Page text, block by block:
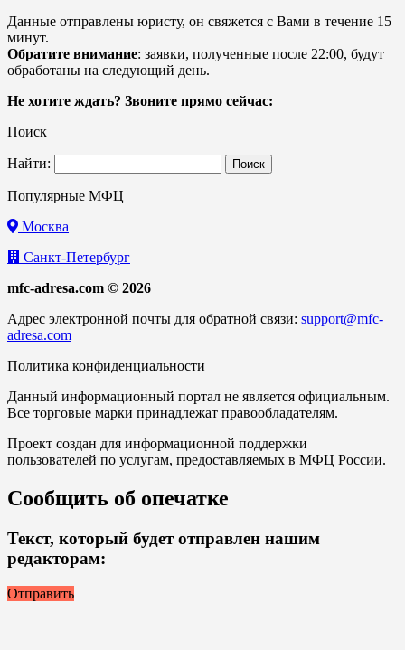
Данные отправлены юристу, он свяжется с Вами в течение 15
минут.
Обратите внимание: заявки, полученные после 22:00, будут
обработаны на следующий день.
Не хотите ждать? Звоните прямо сейчас:
Поиск
Найти:
Популярные МФЦ
Москва
Санкт-Петербург
mfc-adresa.com © 2026
Адрес электронной почты для обратной связи: support@mfc-
adresa.com
Политика конфиденциальности
Данный информационный портал не является официальным.
Все торговые марки принадлежат правообладателям.
Проект создан для информационной поддержки
пользователей по услугам, предоставляемых в МФЦ России.
Сообщить об опечатке
Текст, который будет отправлен нашим
редакторам:
Отправить